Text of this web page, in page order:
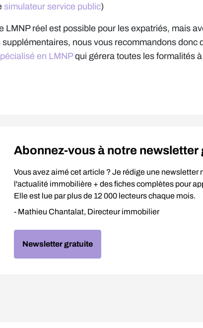
simulateur service public)
LMNP réel est possible pour les expatriés, mais
nous vous recommandons donc
en LMNPqui gérera toutes les formalités
Abonnez-vous à notre newsletter
Vous avez aimé cet article ? Je rédige une
l'actualité immobilière + des fiches complètes pour
Elle est lue par plus de 12 000 lecteurs chaque mois.
- Mathieu Chantalat, Directeur immobilier
Newsletter gratuite